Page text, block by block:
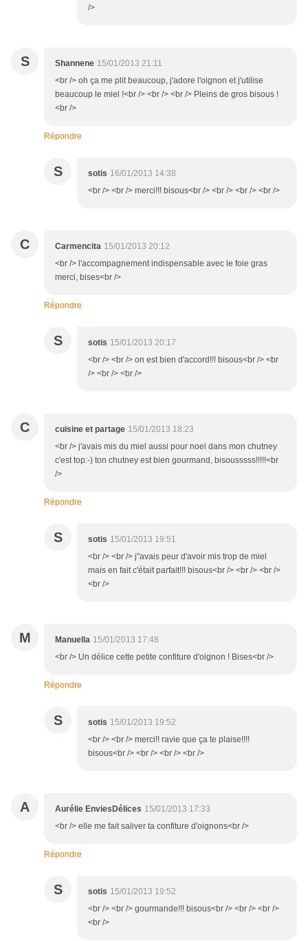
/>
S Shannene 15/01/2013 21:11
<br /> oh ça me plit beaucoup, j'adore l'oignon et j'utilise
beaucoup le miel !<br /> <br /> <br /> Pleins de gros bisous !
<br />
Répondre
S sotis 16/01/2013 14:38
<br /> <br /> merci!!! bisous<br /> <br /> <br /> <br />
C Carmencita 15/01/2013 20:12
<br /> l'accompagnement indispensable avec le foie gras
merci, bises<br />
Répondre
S sotis 15/01/2013 20:17
<br /> <br /> on est bien d'accord!!! bisous<br /> <br
/> <br /> <br />
C cuisine et partage 15/01/2013 18:23
<br /> j'avais mis du miel aussi pour noel dans mon chutney
c'est top:-) ton chutney est bien gourmand, bisousssss!!!!!<br
/>
Répondre
S sotis 15/01/2013 19:51
<br /> <br /> j"avais peur d'avoir mis trop de miel
mais en fait c'était parfait!!! bisous<br /> <br /> <br />
<br />
M Manuella 15/01/2013 17:48
<br /> Un délice cette petite confiture d'oignon ! Bises<br />
Répondre
S sotis 15/01/2013 19:52
<br /> <br /> merci!! ravie que ça te plaise!!!!
bisous<br /> <br /> <br /> <br />
A Aurélie EnviesDélices 15/01/2013 17:33
<br /> elle me fait saliver ta confiture d'oignons<br />
Répondre
S sotis 15/01/2013 19:52
<br /> <br /> gourmande!!! bisous<br /> <br /> <br />
<br />